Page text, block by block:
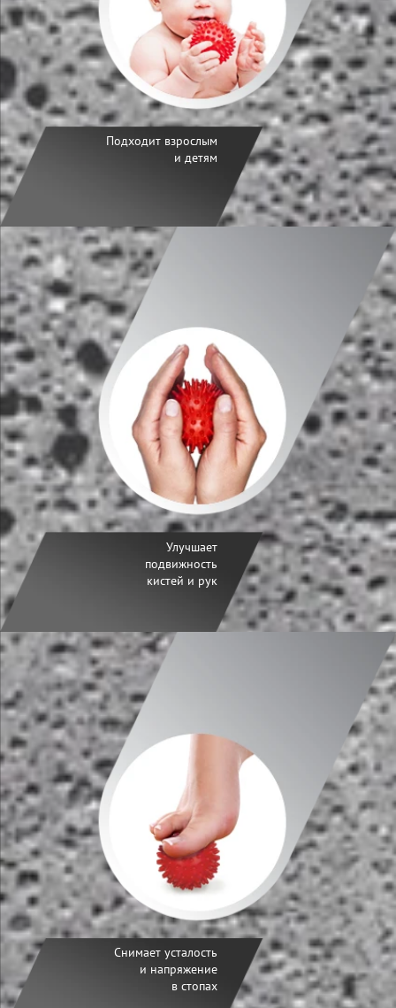
Подходит взрослым
и детям
Улучшает
подвижность
кистей и рук
Снимает усталость
и напряжение
в стопах